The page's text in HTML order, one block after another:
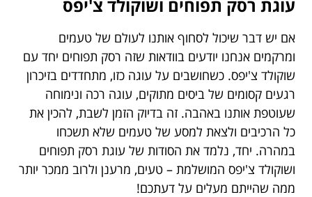
עוגת רסק תפוחים ושוקולד צ'יפס
אם יש דבר שיכול לסחוף אותנו לעולם של טעמים
ומרקמים אנחנו יודעים בוודאות שזה רסק תפוחים יחד עם
שוקולד צ'יפס. כשחושבים על עוגה כזו, מתחדדים בזיכרון
רגעים קסומים של ביסים מתוקים, עוגה רכה ונימוחה
שעוטפת אותנו באהבה. זה בדיוק הזמן לשבת, להכין את
כל הרכיבים ולצאת למסע של טעמים שלא תשכחו
במהרה. יחד, נלמד את הסודות של עוגת רסק תפוחים
ושוקולד צ'יפס המושלמת – טעים, מרענן ולרוב ממכר יותר
ממה שהייתם מעלים על דעתכם!